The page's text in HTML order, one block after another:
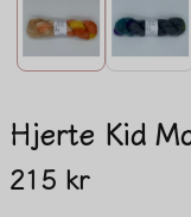
Hjerte Kid
215 kr